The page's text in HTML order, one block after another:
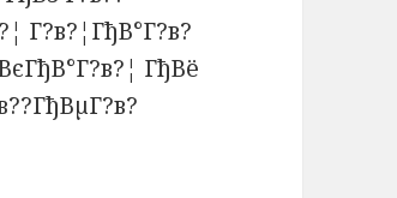
Г?в?¦ГђВ°Г?в?
ГђВё